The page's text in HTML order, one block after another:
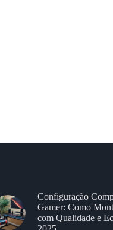
Configuração
Gamer: Como
com Qualidade e